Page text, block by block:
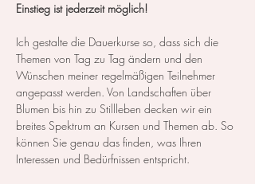
Einstieg ist jederzeit möglich!
Ich gestalte die Dauerkurse so, dass sich die
Themen von Tag zu Tag ändern und den
Wünschen meiner regelmäßigen Teilnehmer
angepasst werden. Von Landschaften über
Blumen bis hin zu Stillleben decken wir ein
breites Spektrum an Kursen und Themen ab. So
können Sie genau das finden, was Ihren
Interessen und Bedürfnissen entspricht.